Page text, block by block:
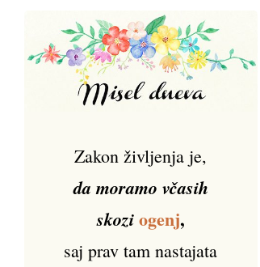
Zakon življenja je,
da moramo včasih
skozi ogenj,
saj prav tam nastajata